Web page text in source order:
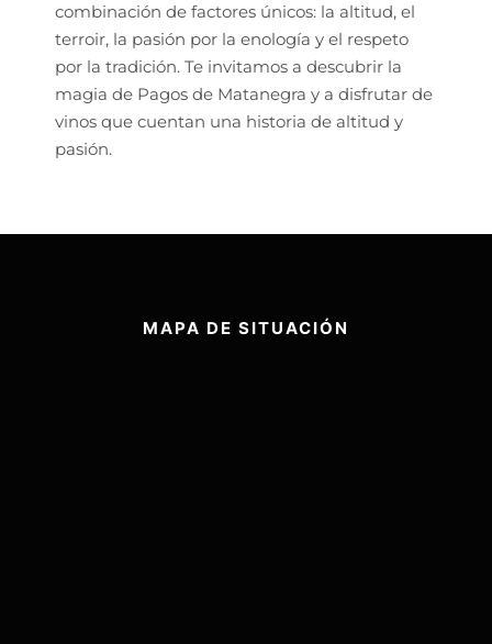
combinación de factores únicos: la altitud, el
terroir, la pasión por la enología y el respeto
por la tradición. Te invitamos a descubrir la
magia de Pagos de Matanegra y a disfrutar de
vinos que cuentan una historia de altitud y
pasión.
MAPA DE SITUACIÓN